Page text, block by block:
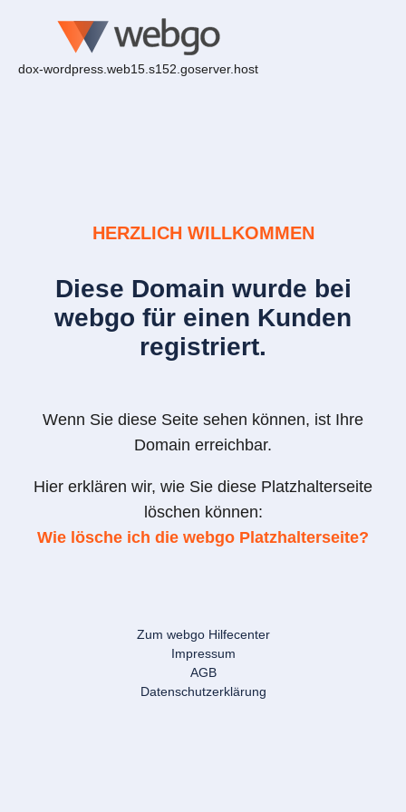
dox-wordpress.web15.s152.goserver.host
HERZLICH WILLKOMMEN
Diese Domain wurde bei
webgo für einen Kunden
registriert.
Wenn Sie diese Seite sehen können, ist Ihre
Domain erreichbar.
Hier erklären wir, wie Sie diese Platzhalterseite
löschen können:
Wie lösche ich die webgo Platzhalterseite?
Zum webgo Hilfecenter
Impressum
AGB
Datenschutzerklärung